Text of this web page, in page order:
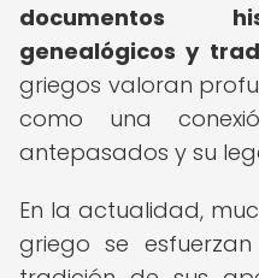
documentos
genealógicos y
griegos valoran
como una
antepasados y su
En la actualidad,
griego se